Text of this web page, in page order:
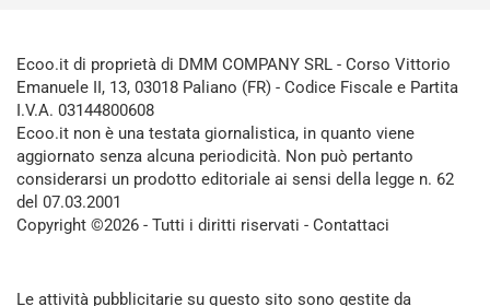
Ecoo.it di proprietà di DMM COMPANY SRL - Corso Vittorio
Emanuele II, 13, 03018 Paliano (FR) - Codice Fiscale e Partita
I.V.A. 03144800608
Ecoo.it non è una testata giornalistica, in quanto viene
aggiornato senza alcuna periodicità. Non può pertanto
considerarsi un prodotto editoriale ai sensi della legge n. 62
del 07.03.2001
Copyright ©2026 - Tutti i diritti riservati - Contattaci
Le attività pubblicitarie su questo sito sono gestite da